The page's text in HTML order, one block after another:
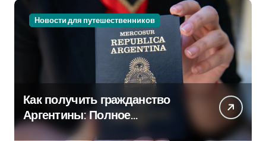
Новости для путешественников
Как получить гражданство
Аргентины: Полное
руководство